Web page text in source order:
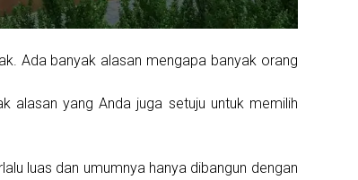
Ada banyak alasan mengapa banyak orang
alasan yang Anda juga setuju untuk memilih
luas dan umumnya hanya dibangun dengan